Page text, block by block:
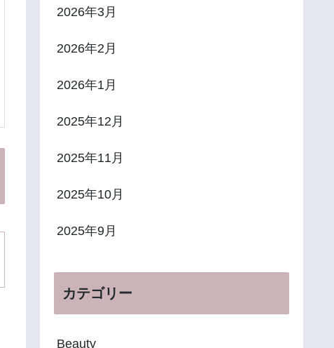
2026年3月
2026年2月
2026年1月
2025年12月
2025年11月
2025年10月
2025年9月
カテゴリー
Beauty